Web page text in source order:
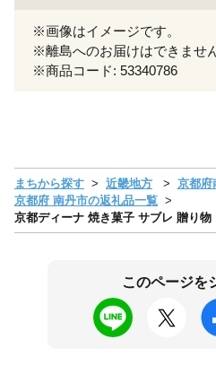
※画像はイメージです。
※離島へのお届けはできません
※商品コード: 53340786
まちから探す 近畿地方
京都府
京都府 南丹市の返礼品一覧
京都ディーナ 焼き菓子 サブレ 贈り
このページを